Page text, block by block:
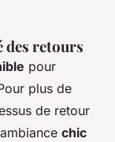
des retours
pour
plus de
de retour
chic